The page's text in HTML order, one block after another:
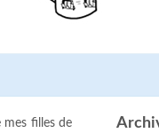
filles de